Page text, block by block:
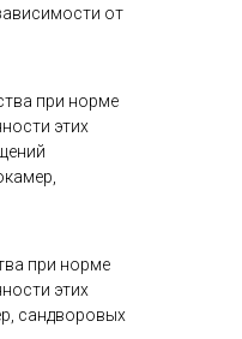
от
при норме
этих
при норме
этих
сандворовых